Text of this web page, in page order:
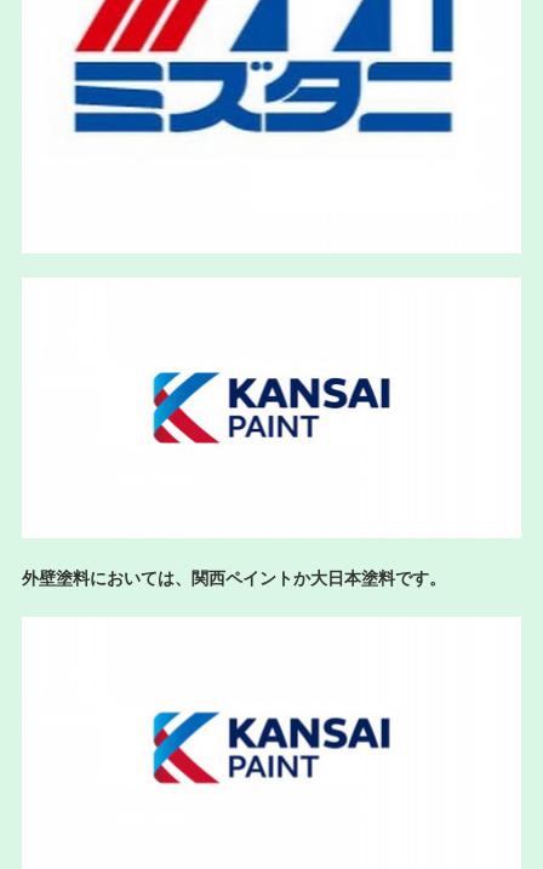
外壁塗料においては、関西ペイントか大日本塗料です。